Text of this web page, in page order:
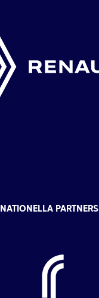
NATIONELLA PARTNERS